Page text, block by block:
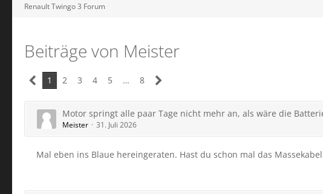
Renault Twingo 3 Forum
Beiträge von Meister
1 2 3 4 5 … 8
Motor springt alle paar Tage nicht mehr an, als wäre die
Meister 31. Juli 2026
Mal eben ins Blaue hereingeraten. Hast du schon mal das